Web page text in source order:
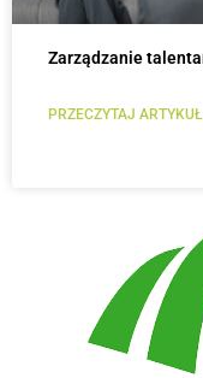
Zarządzanie
PRZECZYTAJ